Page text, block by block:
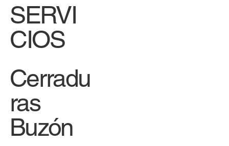
SERVI
CIOS
Cerradu
ras
Buzón